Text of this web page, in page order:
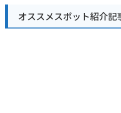
な公園や温泉施設
す。
オススメスポット紹介記